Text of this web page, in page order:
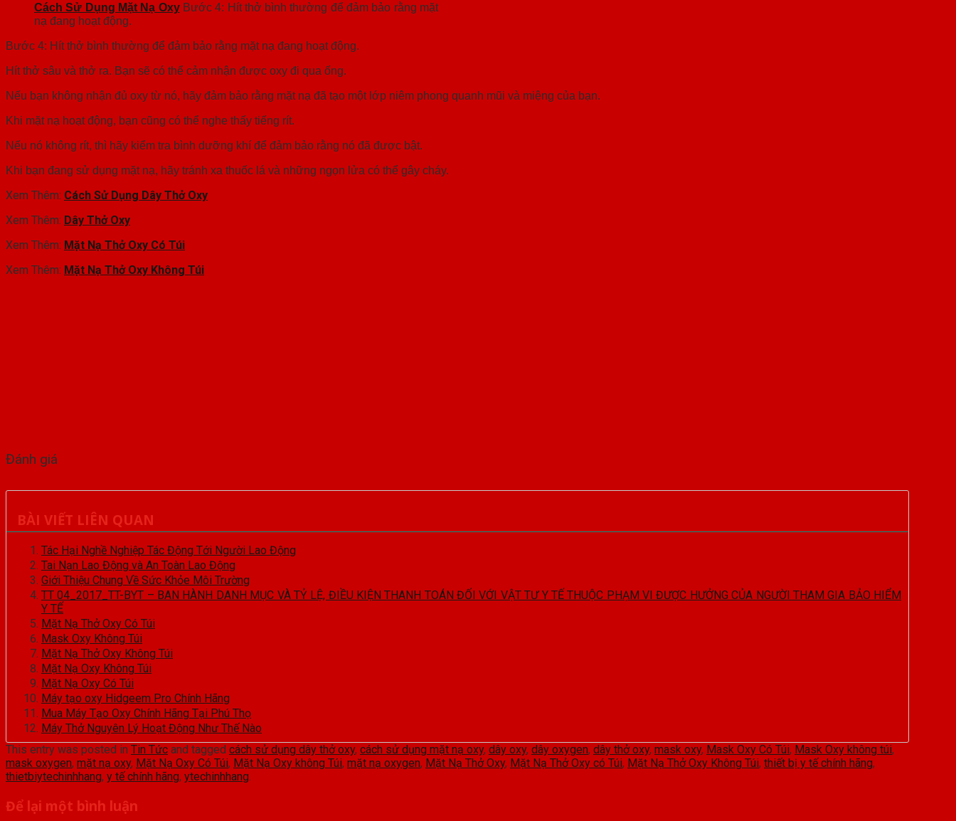
Cách Sử Dụng Mặt Nạ Oxy Bước 4: Hít thở bình thường để đảm bảo rằng mặt
nạ đang hoạt động.
Bước 4: Hít thở bình thường để đảm bảo rằng mặt nạ đang hoạt động.
Hít thở sâu và thở ra. Bạn sẽ có thể cảm nhận được oxy đi qua ống.
Nếu bạn không nhận đủ oxy từ nó, hãy đảm bảo rằng mặt nạ đã tạo một lớp niêm phong quanh mũi và miệng của bạn.
Khi mặt nạ hoạt động, bạn cũng có thể nghe thấy tiếng rít.
Nếu nó không rít, thì hãy kiểm tra bình dưỡng khí để đảm bảo rằng nó đã được bật.
Khi bạn đang sử dụng mặt nạ, hãy tránh xa thuốc lá và những ngọn lửa có thể gây cháy.
Xem Thêm: Cách Sử Dụng Dây Thở Oxy
Xem Thêm: Dây Thở Oxy
Xem Thêm: Mặt Nạ Thở Oxy Có Túi
Xem Thêm: Mặt Nạ Thở Oxy Không Túi
Đánh giá
BÀI VIẾT LIÊN QUAN
Tác Hại Nghề Nghiệp Tác Động Tới Người Lao Động
Tai Nạn Lao Động và An Toàn Lao Động
Giới Thiệu Chung Về Sức Khỏe Môi Trường
TT 04_2017_TT-BYT – BAN HÀNH DANH MỤC VÀ TỶ LỆ, ĐIỀU KIỆN THANH TOÁN ĐỐI VỚI VẬT TƯ Y TẾ THUỘC PHẠM VI ĐƯỢC HƯỞNG CỦA NGƯỜI THAM GIA BẢO HIỂM
Y TẾ
Mặt Nạ Thở Oxy Có Túi
Mask Oxy Không Túi
Mặt Nạ Thở Oxy Không Túi
Mặt Nạ Oxy Không Túi
Mặt Nạ Oxy Có Túi
Máy tạo oxy Hidgeem Pro Chính Hãng
Mua Máy Tạo Oxy Chính Hãng Tại Phú Thọ
Máy Thở Nguyên Lý Hoạt Động Như Thế Nào
This entry was posted in Tin Tức and tagged cách sử dụng dây thở oxy, cách sử dụng mặt nạ oxy, dây oxy, dây oxygen, dây thở oxy, mask oxy, Mask Oxy Có Túi, Mask Oxy không túi,
mask oxygen, mặt nạ oxy, Mặt Nạ Oxy Có Túi, Mặt Nạ Oxy không Túi, mặt nạ oxygen, Mặt Nạ Thở Oxy, Mặt Nạ Thở Oxy có Túi, Mặt Nạ Thở Oxy Không Túi, thiết bị y tế chính hãng,
thietbiytechinhhang, y tế chính hãng, ytechinhhang.
Để lại một bình luận